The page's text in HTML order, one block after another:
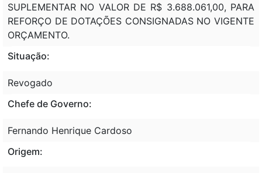
SUPLEMENTAR NO VALOR DE R$ 3.688.061,00, PARA
REFORÇO DE DOTAÇÕES CONSIGNADAS NO VIGENTE
ORÇAMENTO.
Situação:
Revogado
Chefe de Governo:
Fernando Henrique Cardoso
Origem: